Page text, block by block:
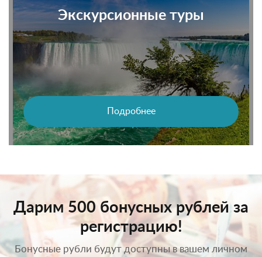
Экскурсионные туры
Подробнее
Дарим 500 бонусных рублей за
регистрацию!
Бонусные рубли будут доступны в вашем личном